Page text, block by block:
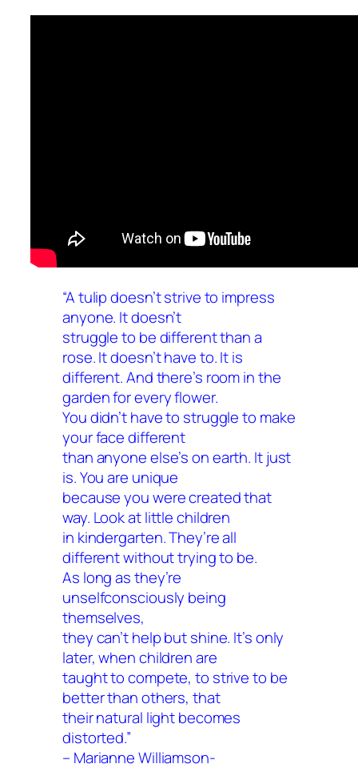
“A tulip doesn’t strive to impress
anyone. It doesn’t
struggle to be different than a
rose. It doesn’t have to. It is
different. And there’s room in the
garden for every flower.
You didn’t have to struggle to make
your face different
than anyone else’s on earth. It just
is. You are unique
because you were created that
way. Look at little children
in kindergarten. They’re all
different without trying to be.
As long as they’re
unselfconsciously being
themselves,
they can’t help but shine. It’s only
later, when children are
taught to compete, to strive to be
better than others, that
their natural light becomes
distorted.”
– Marianne Williamson-